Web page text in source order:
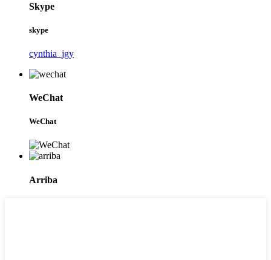
Skype
skype
cynthia_jgy
WeChat
WeChat
Arriba